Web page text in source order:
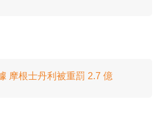
摩根士丹利被重罰 2.7 億